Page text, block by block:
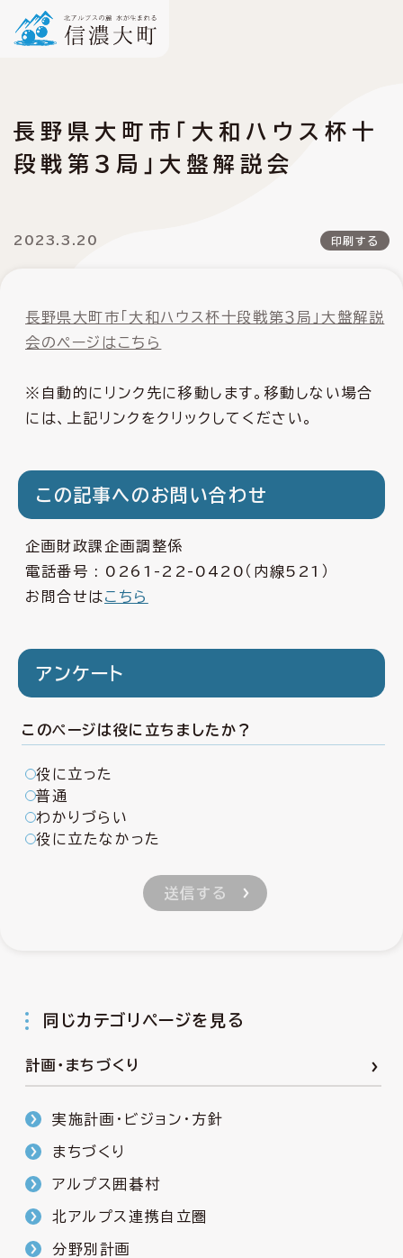
長野県大町市「大和ハウス杯十
段戦第３局」大盤解説会
2023.3.20 印刷する
長野県大町市「大和ハウス杯十段戦第３局」大盤解説
会のページはこちら
※自動的にリンク先に移動します。移動しない場合
には、上記リンクをクリックしてください。
この記事へのお問い合わせ
企画財政課企画調整係
電話番号 : 0261-22-0420 （内線521）
お問合せはこちら
アンケート
このページは役に立ちましたか？
役に立った
普通
わかりづらい
役に立たなかった
同じカテゴリページを見る
計画・まちづくり
実施計画・ビジョン・方針
まちづくり
アルプス囲碁村
北アルプス連携自立圏
分野別計画